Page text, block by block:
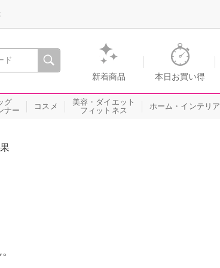
間を。通販・テレビショッピングのショップチャンネル
新着商品 本日お買い得
グ
ナー
コスメ
美容・ダイエット
フィットネス
ホーム・インテリア